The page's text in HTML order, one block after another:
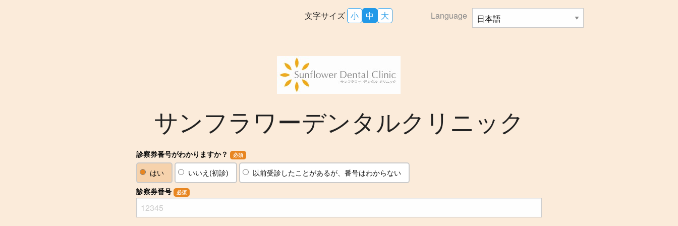
文字サイズ 小 中 大 Language
サンフラワーデンタルクリニック
診察券番号がわかりますか？ 必須
はい いいえ(初診)
以前受診したことがあるが、番号はわからない
診察券番号 必須